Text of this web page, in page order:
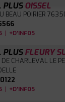
PLUSOISSEL
BEAU POIRIER
| +D'INFOS
PLUSFLEURY
CHARLEVAL LE
| +D'INFOS